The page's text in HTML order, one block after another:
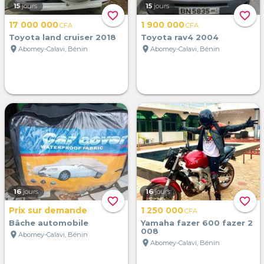
favorite_border
15 jours
17 000 000CFA
Toyota land cruiser 2018
location_on Abomey-Calavi, Bénin
favorite_border
15 jours
1 900 000CFA
Toyota rav4 2004
location_on Abomey-Calavi, Bénin
favorite_border
16 jours
Prix sur demande
Bâche automobile
location_on Abomey-Calavi, Bénin
favorite_border
16 jours
1 250 000CFA
Yamaha fazer 600 fazer 2
008
location_on Abomey-Calavi, Bénin